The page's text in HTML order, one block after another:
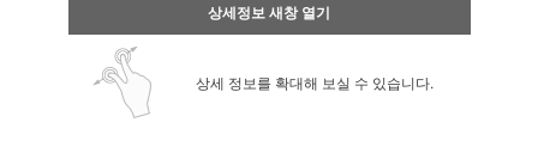
상세정보 새창 열기
상세 정보를 확대해 보실 수 있습니다.